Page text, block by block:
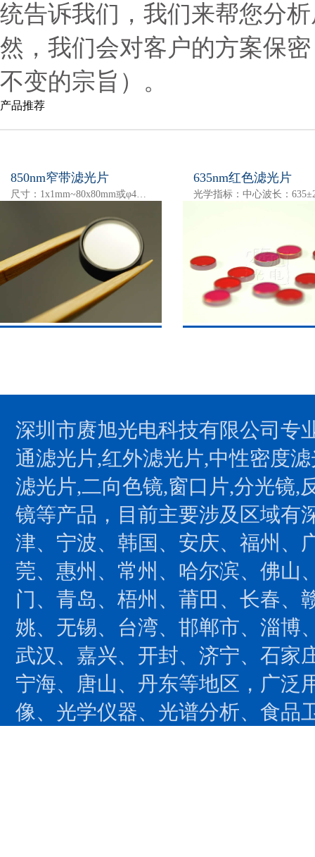
统告诉我们，我们来帮您分
然，我们会对客户的方案保
不变的宗旨）。
产品推荐
850nm窄带滤光片
尺寸：1x1mm~80x80mm或φ4~79mm厚度：0.4-1.1mm中心波长：850nm峰值透射率：T>85%半带宽：20~40nm
635nm红色滤光片
深圳市赓旭光电科技有限公司专
通滤光片,红外滤光片,中性密度
滤光片,二向色镜,窗口片,分光镜,
镜等产品，目前主要涉及区域有
津、宁波、韩国、安庆、福州、
莞、惠州、常州、哈尔滨、佛山
门、青岛、梧州、莆田、长春、
姚、无锡、台湾、邯郸市、淄博
武汉、嘉兴、开封、济宁、石家
宁海、唐山、丹东等地区，广泛
像、光学仪器、光谱分析、食品